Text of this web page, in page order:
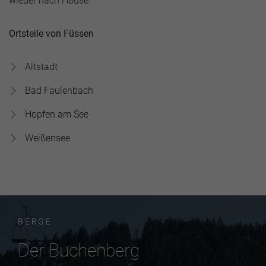
Ortsteile von Füssen
Altstadt
Bad Faulenbach
Hopfen am See
Weißensee
BERGE
Der Buchenberg